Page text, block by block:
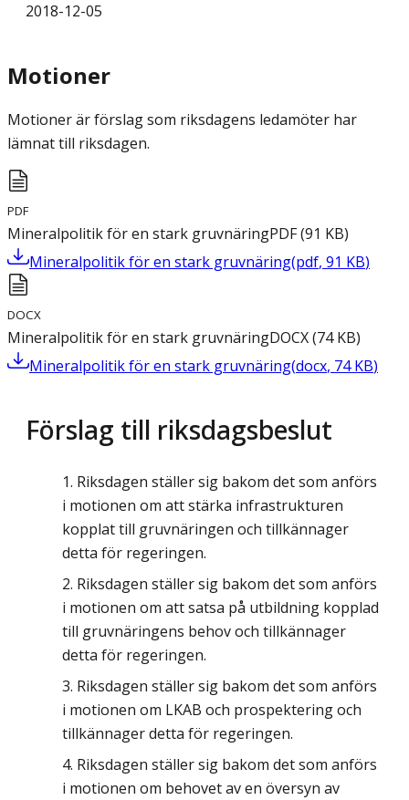
2018-12-05
Motioner
Motioner är förslag som riksdagens ledamöter har
lämnat till riksdagen.
PDF
Mineralpolitik för en stark gruvnäringPDF(91 KB)
Mineralpolitik för en stark gruvnäring(pdf, 91 KB)
DOCX
Mineralpolitik för en stark gruvnäringDOCX(74 KB)
Mineralpolitik för en stark gruvnäring(docx, 74 KB)
Förslag till riksdagsbeslut
Riksdagen ställer sig bakom det som anförs
i motionen om att stärka infrastrukturen
kopplat till gruvnäringen och tillkännager
detta för regeringen.
Riksdagen ställer sig bakom det som anförs
i motionen om att satsa på utbildning kopplad
till gruvnäringens behov och tillkännager
detta för regeringen.
Riksdagen ställer sig bakom det som anförs
i motionen om LKAB och prospektering och
tillkännager detta för regeringen.
Riksdagen ställer sig bakom det som anförs
i motionen om behovet av en översyn av